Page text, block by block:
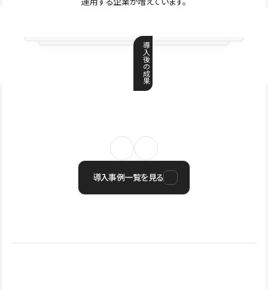
導
入
後
の
成
果
導入事例一覧を見る